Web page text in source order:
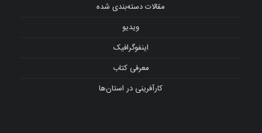
مقالات دسته‌بندی شده
ویدیو
اینفوگرافیک
معرفی کتاب
کارآفرینی در استان‌ها